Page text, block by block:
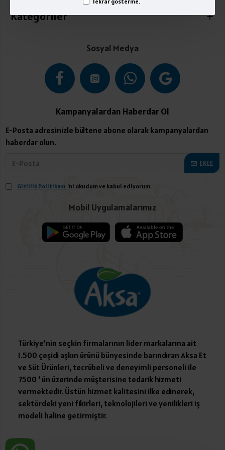
Kategoriler
Sosyal Medya
Kampanyalardan Haberdar Ol
E-Posta adresinizle bültene abone olarak kampanyalardan
haberdar olun.
EKLE
Gizlilik Politikası 'ni okudum ve kabul ediyorum.
Mobil Uygulamalarımız
Türkiye’nin seçkin firmalarının lider markalarına ait
1.500 çeşidi aşkın ürünü bünyesinde barındıran Aksa Et
ve Süt Ürünleri, tecrübeli ve deneyimli personeli ile
7500 ‘ ün üzerinde müşterisine tedarik hizmeti
vermektedir. Üstün hizmet kalitesini ilke edinerek,
sektördeki yeni fikirleri, teknolojileri ve yenilikleri iş
modeli haline getirmiştir.